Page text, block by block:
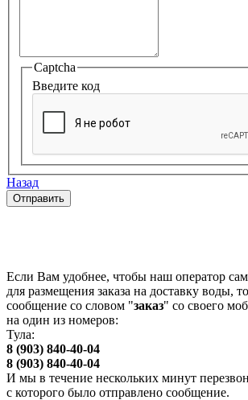
Captcha
Введите код
Назад
Если Вам удобнее, чтобы наш оператор
для размещения заказа на доставку воды,
сообщение со словом "заказ" со своего
на один из номеров:
Тула:
8 (903) 840-40-04
8 (903) 840-40-04
И мы в течение нескольких минут
с которого было отправлено сообщение.